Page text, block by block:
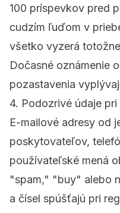
100 príspevkov pred
cudzím ľuďom v
všetko vyzerá
Dočasné oznámenie
pozastavenia
4. Podozrivé údaje pri
E-mailové adresy od
poskytovateľov,
používateľské mená
"spam," "buy" alebo
a čísel spúšťajú pri